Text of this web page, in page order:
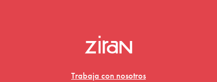
Trabaja con nosotros